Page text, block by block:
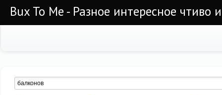
Bux To Me - Разное интересное чтиво